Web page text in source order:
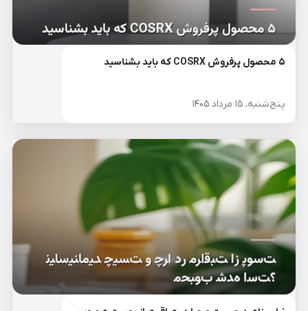
۵ محصول پرفروش COSRX که باید بشناسید
پنج‌شنبه، ۱۵ مرداد ۱۴۰۵